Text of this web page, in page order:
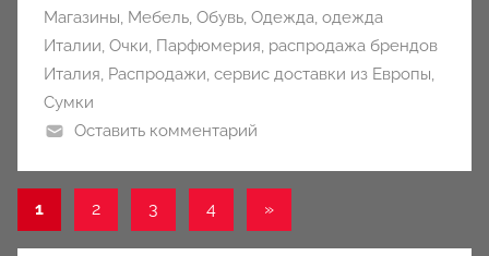
Магазины, Мебель, Обувь, Одежда, одежда
Италии, Очки, Парфюмерия, распродажа брендов
Италия, Распродажи, сервис доставки из Европы,
Сумки
Оставить комментарий
Пагинация
записей
1 2 3 4
Следующие
»